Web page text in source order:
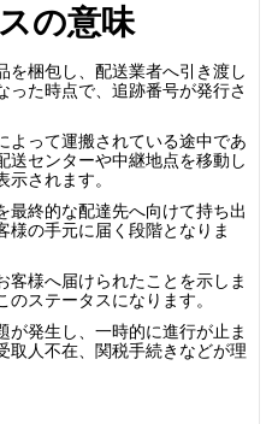
の意味
を梱包し、配送業者へ引き渡し
った時点で、追跡番号が発行さ
よって運搬されている途中であ
送センターや中継地点を移動し
されます。
最終的な配達先へ向けて持ち出
様の手元に届く段階となりま
客様へ届けられたことを示しま
ステータスになります。
が発生し、一時的に進行が止ま
取人不在、関税手続きなどが理